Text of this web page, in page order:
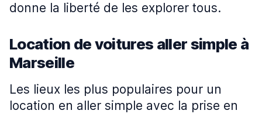
donne la liberté de les explorer tous.
Location de voitures aller simple à
Marseille
Les lieux les plus populaires pour un
location en aller simple avec la prise en